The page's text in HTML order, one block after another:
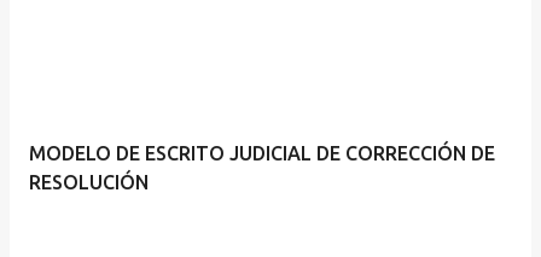
MODELO DE ESCRITO JUDICIAL DE CORRECCIÓN DE
RESOLUCIÓN